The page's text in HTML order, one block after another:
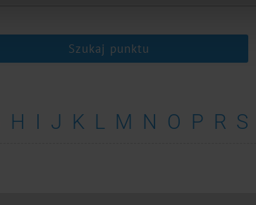
Szukaj punktu
H I J K L M N O P R S